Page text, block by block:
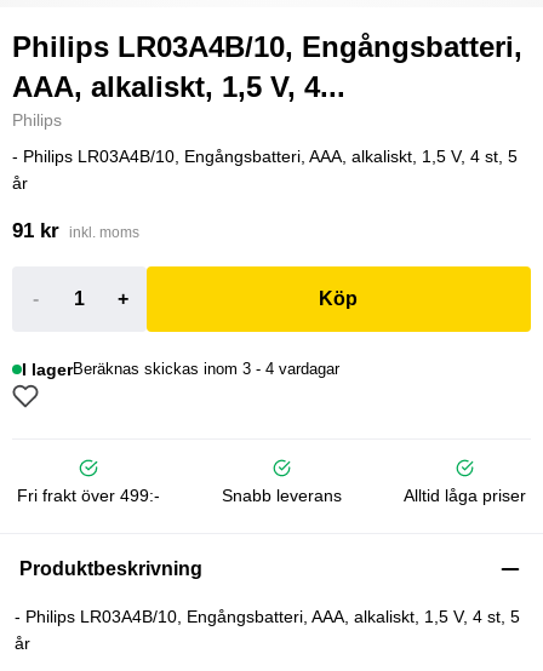
Philips LR03A4B/10, Engångsbatteri,
AAA, alkaliskt, 1,5 V, 4...
Philips
- Philips LR03A4B/10, Engångsbatteri, AAA, alkaliskt, 1,5 V, 4 st, 5
år
91 kr inkl. moms
- + Köp
I lagerBeräknas skickas inom 3 - 4 vardagar
Fri frakt över 499:- Snabb leverans Alltid låga priser
Produktbeskrivning
- Philips LR03A4B/10, Engångsbatteri, AAA, alkaliskt, 1,5 V, 4 st, 5
år